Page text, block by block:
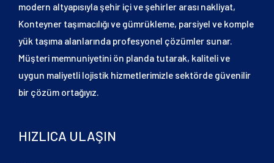
modern altyapısıyla şehir içi ve şehirler arası nakliyat,
Konteyner taşımacılığı ve gümrükleme, parsiyel ve komple
yük taşıma alanlarında profesyonel çözümler sunar.
Müşteri memnuniyetini ön planda tutarak, kaliteli ve
uygun maliyetli lojistik hizmetlerimizle sektörde güvenilir
bir çözüm ortağıyız.
HIZLICA ULAŞIN